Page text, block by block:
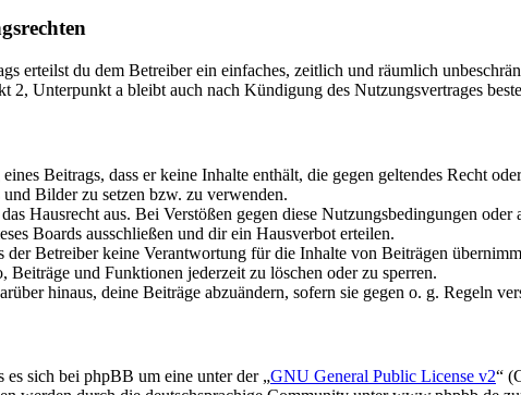
erteilst du dem Betreiber ein einfaches, zeitlich und räumlich
2, Unterpunkt a bleibt auch nach Kündigung des Nutzungsvertrages
Beitrags, dass er keine Inhalte enthält, die gegen geltendes Recht
Bilder zu setzen bzw. zu verwenden.
Hausrecht aus. Bei Verstößen gegen diese Nutzungsbedingungen
Boards ausschließen und dir ein Hausverbot erteilen.
Betreiber keine Verantwortung für die Inhalte von Beiträgen
Beiträge und Funktionen jederzeit zu löschen oder zu sperren.
hinaus, deine Beiträge abzuändern, sofern sie gegen o. g. Regeln
sich bei phpBB um eine unter der „GNU General Public License v2“